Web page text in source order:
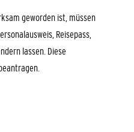
geworden ist, müssen
Reisepass,
lassen. Diese